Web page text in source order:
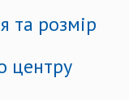
та розмір
центру